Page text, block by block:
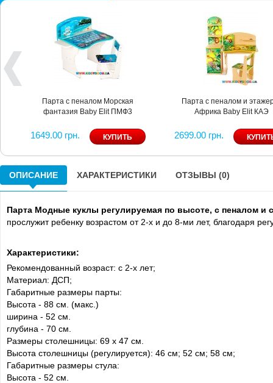
Парта с пеналом Морская
фантазия Baby Elit ПМФ3
1649.00 грн.
Парта с пеналом и
Африка Baby Elit КАЭ
2699.00 грн.
ОПИСАНИЕ ХАРАКТЕРИСТИКИ ОТЗЫВЫ (0)
Парта Модные куклы регулируемая по высоте, с пеналом и
прослужит ребенку возрастом от 2-х и до 8-ми лет, благодаря
Характеристики:
Рекомендованный возраст: с 2-х лет;
Материал: ДСП;
Габаритные размеры парты:
Высота - 88 см. (макс.)
ширина - 52 см.
глубина - 70 см.
Размеры столешницы: 69 х 47 см.
Высота столешницы (регулируется): 46 см; 52 см; 58 см;
Габаритные размеры стула:
Высота - 52 см.